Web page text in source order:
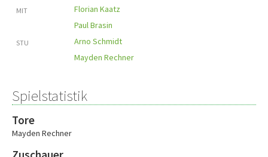
MIT
Florian Kaatz
Paul Brasin
STU
Arno Schmidt
Mayden Rechner
Spielstatistik
Tore
Mayden Rechner